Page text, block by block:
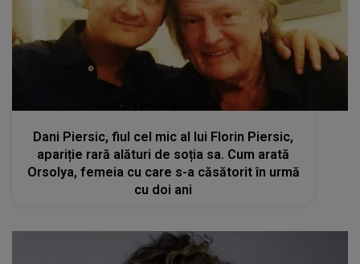
Dani Piersic, fiul cel mic al lui Florin Piersic,
apariție rară alături de soția sa. Cum arată
Orsolya, femeia cu care s-a căsătorit în urmă
cu doi ani